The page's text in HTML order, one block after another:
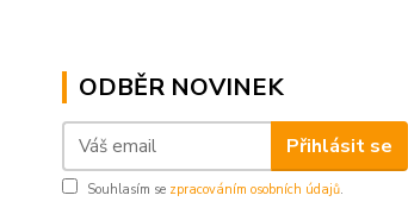
ODBĚR NOVINEK
Přihlásit se
Souhlasím se zpracováním osobních údajů.